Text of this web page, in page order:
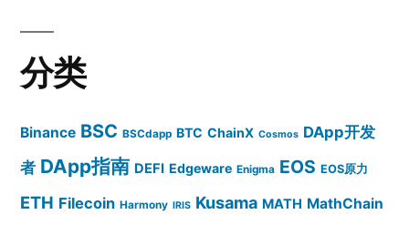
分类
Binance BSC BSCdapp BTC ChainX Cosmos DApp开发
者 DApp指南 DEFI Edgeware Enigma EOS EOS原力
ETH Filecoin Harmony IRIS Kusama MATH MathChain